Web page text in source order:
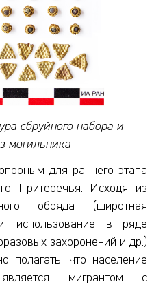
сбруйного набора и
могильника
для раннего этапа
Притеречья. Исходя из
обряда (широтная
использование в ряде
захоронений и др.)
полагать, что население
мигрантом с